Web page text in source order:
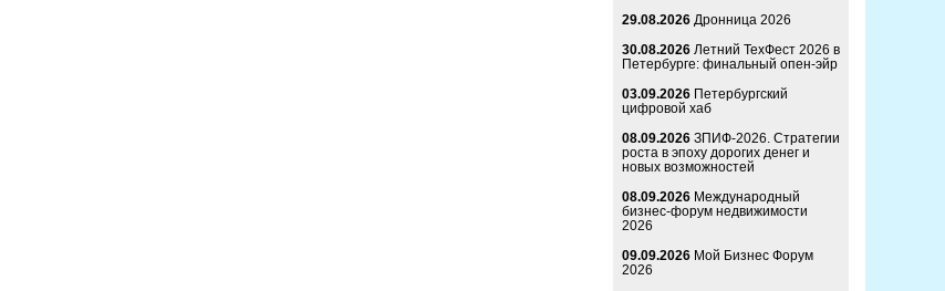
29.08.2026 Дронница 2026
30.08.2026 Летний ТехФест 2026 в
Петербурге: финальный опен-эйр
03.09.2026 Петербургский
цифровой хаб
08.09.2026 ЗПИФ-2026. Стратегии
роста в эпоху дорогих денег и
новых возможностей
08.09.2026 Международный
бизнес-форум недвижимости
2026
09.09.2026 Мой Бизнес Форум
2026